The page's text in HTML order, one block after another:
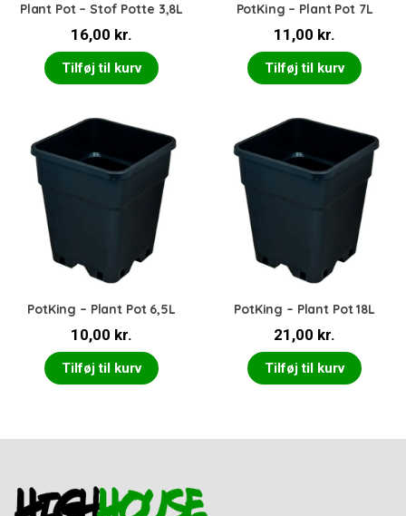
Plant Pot – Stof Potte 3,8L
16,00 kr.
Tilføj til kurv
PotKing – Plant Pot 7L
11,00 kr.
Tilføj til kurv
PotKing – Plant Pot 6,5L
10,00 kr.
Tilføj til kurv
PotKing – Plant Pot 18L
21,00 kr.
Tilføj til kurv